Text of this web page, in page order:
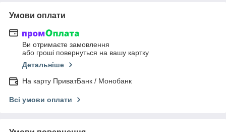
Умови оплати
Ви отримаєте замовлення
або гроші повернуться на вашу картку
Детальніше
На карту ПриватБанк / Монобанк
Всі умови оплати